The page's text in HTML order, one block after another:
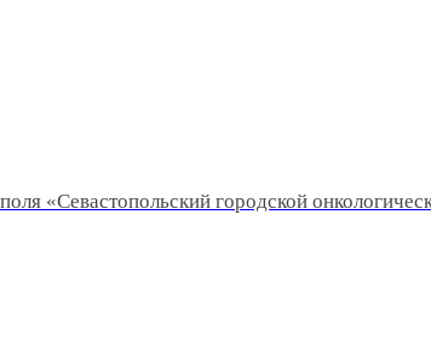
«Севастопольский городской